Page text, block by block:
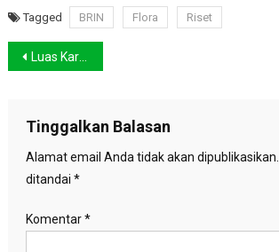
Tagged BRIN Flora Riset
Navigasi
Luas Karhutla Sumsel Tembus 182 Hektare pada Awal 2026
Tinggalkan Balasan
Alamat email Anda tidak akan dipublikasikan.
ditandai *
Komentar*